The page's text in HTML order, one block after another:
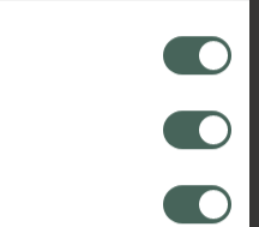
samtycke påverkar inte
skett innan återkallelsen.
i mobilen och på
är det vårt uppdrag att